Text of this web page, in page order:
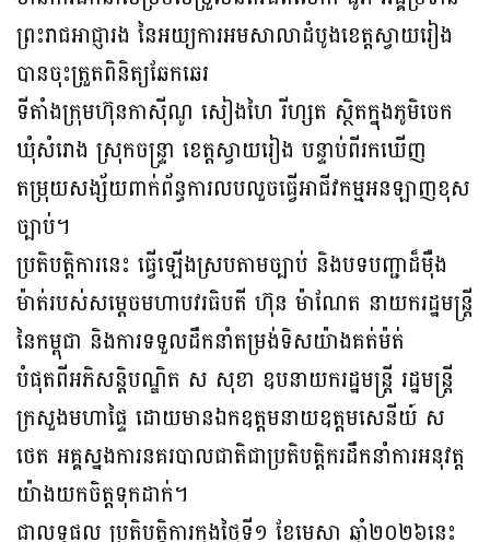
ព្រះរាជអាជ្ញារង នៃអយ្យការអមសាលាដំបូងខេត្តស្វាយរៀង
បានចុះត្រួតពិនិត្យឆែកឆេរ
ទីតាំងក្រុមហ៊ុនកាស៊ីណូ សៀងហៃ រីហ្សត ស្ថិតក្នុងភូមិចេក
ឃុំសំរោង ស្រុកចន្ទ្រា ខេត្តស្វាយរៀង បន្ទាប់ពីរកឃើញ
តម្រុយសង្ស័យពាក់ព័ន្ធការលបលួចធ្វើអាជីវកម្មអនឡាញខុស
ច្បាប់។
ប្រតិបត្តិការនេះ ធ្វើឡើងស្របតាមច្បាប់ និងបទបញ្ជាដ៏ម៉ឺង
ម៉ាត់របស់សម្ដេចមហាបវរធិបតី ហ៊ុន ម៉ាណែត នាយករដ្ឋមន្រ្តី
នៃកម្ពុជា និងការទទួលដឹកនាំតម្រង់ទិសយ៉ាងគត់ម៉ត់
បំផុតពីអភិសន្តិបណ្ឌិត ស សុខា ឧបនាយករដ្ឋមន្រ្តី រដ្ឋមន្រ្តី
ក្រសួងមហាផ្ទៃ ដោយមានឯកឧត្តមនាយឧត្តមសេនីយ៍ ស
ថេត អគ្គស្នងការនគរបាលជាតិជាប្រតិបត្តិករដឹកនាំការអនុវត្ត
យ៉ាងយកចិត្តទុកដាក់។
ជាលទ្ធផល ប្រតិបត្តិការក្នុងថ្ងៃទី១ ខែមេសា ឆ្នាំ២០២៦នេះ